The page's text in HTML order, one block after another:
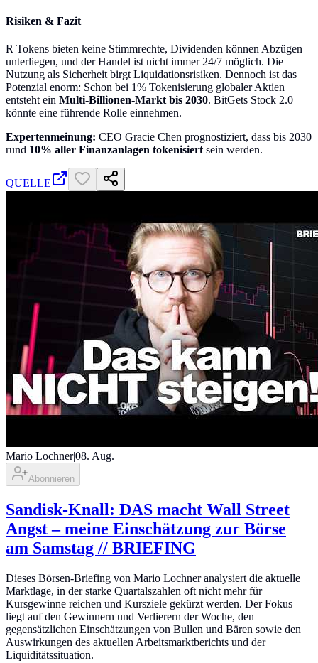
Risiken & Fazit
R Tokens bieten keine Stimmrechte, Dividenden können Abzügen
unterliegen, und der Handel ist nicht immer 24/7 möglich. Die
Nutzung als Sicherheit birgt Liquidationsrisiken. Dennoch ist das
Potenzial enorm: Schon bei 1% Tokenisierung globaler Aktien
entsteht ein Multi-Billionen-Markt bis 2030. BitGets Stock 2.0
könnte eine führende Rolle einnehmen.
Expertenmeinung: CEO Gracie Chen prognostiziert, dass bis 2030
rund 10% aller Finanzanlagen tokenisiert sein werden.
QUELLE
Mario Lochner|08. Aug.
Abonnieren
Sandisk-Knall: DAS macht Wall Street
Angst – meine Einschätzung zur Börse
am Samstag // BRIEFING
Dieses Börsen-Briefing von Mario Lochner analysiert die aktuelle
Marktlage, in der starke Quartalszahlen oft nicht mehr für
Kursgewinne reichen und Kursziele gekürzt werden. Der Fokus
liegt auf den Gewinnern und Verlierern der Woche, den
gegensätzlichen Einschätzungen von Bullen und Bären sowie den
Auswirkungen des aktuellen Arbeitsmarktberichts und der
Liquiditätssituation.